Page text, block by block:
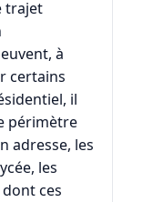
trajet
à
certains
il
périmètre
adresse, les
les
ces